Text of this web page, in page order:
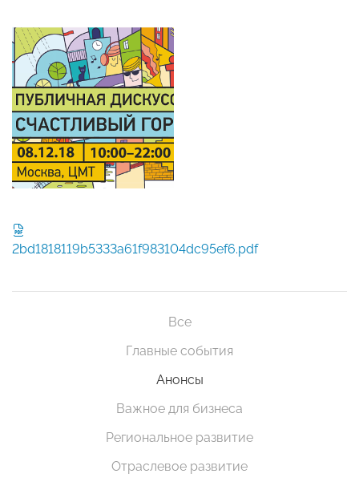
2bd1818119b5333a61f983104dc95ef6.pdf
Все
Главные события
Анонсы
Важное для бизнеса
Региональное развитие
Отраслевое развитие